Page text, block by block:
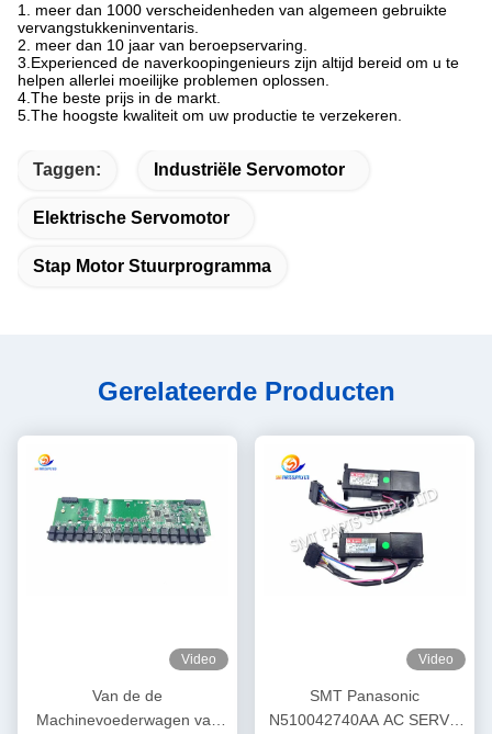
1. meer dan 1000 verscheidenheden van algemeen gebruikte
vervangstukkeninventaris.
2. meer dan 10 jaar van beroepservaring.
3.Experienced de naverkoopingenieurs zijn altijd bereid om u te
helpen allerlei moeilijke problemen oplossen.
4.The beste prijs in de markt.
5.The hoogste kwaliteit om uw productie te verzekeren.
Taggen: Industriële Servomotor
Elektrische Servomotor
Stap Motor Stuurprogramma
Gerelateerde Producten
Video
Van de de
Machinevoederwagen van
Video
SMT Panasonic
N510042740AA AC SERVO